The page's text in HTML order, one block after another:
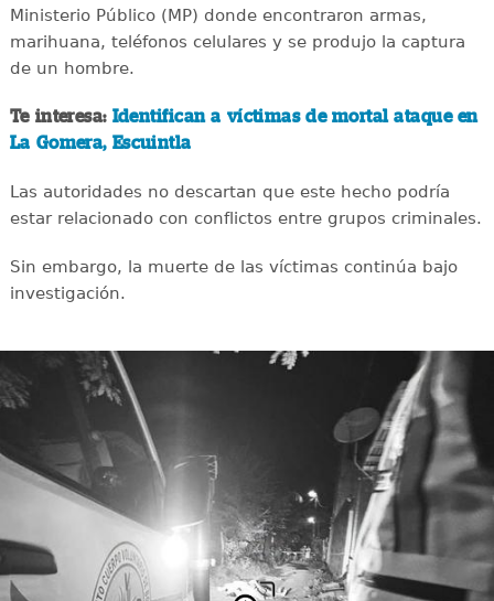
Ministerio Público (MP) donde encontraron armas,
marihuana, teléfonos celulares y se produjo la captura
de un hombre.
Te interesa: Identifican a víctimas de mortal ataque en
La Gomera, Escuintla
Las autoridades no descartan que este hecho podría
estar relacionado con conflictos entre grupos criminales.
Sin embargo, la muerte de las víctimas continúa bajo
investigación.